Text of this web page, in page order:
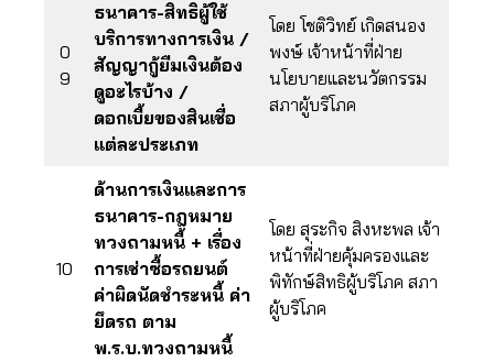
0
9
ธนาคาร-สิทธิผู้ใช้
บริการทางการเงิน /
สัญญากู้ยืมเงินต้อง
ดูอะไรบ้าง /
ดอกเบี้ยของสินเชื่อ
แต่ละประเภท
โดย โชติวิทย์ เกิดสนอง
พงษ์ เจ้าหน้าที่ฝ่าย
นโยบายและนวัตกรรม
สภาผู้บริโภค
10
ด้านการเงินและการ
ธนาคาร-กฎหมาย
ทวงถามหนี้ + เรื่อง
การเช่าซื้อรถยนต์
ค่าผิดนัดชำระหนี้ ค่า
ยึดรถ ตาม
พ.ร.บ.ทวงถามหนี้
โดย สุระกิจ สิงหะพล เจ้า
หน้าที่ฝ่ายคุ้มครองและ
พิทักษ์สิทธิผู้บริโภค สภา
ผู้บริโภค